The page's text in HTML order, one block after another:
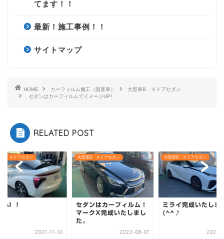
てます！！
最新！施工事例！！
サイトマップ
HOME カーフィルム施工（国産車）
大型車B ４ドアセダン
セダンはカーフィルムでイメージUP!
RELATED POST
B ４ドアセダン
！
2021-11-10
大型車B ４ドアセダン
セダンはカーフィルム！
マークX完成いたしまし
た。
2022-08-07
大型車B ４ドアセダン
ミライ完成いたしま
(^^♪
2022-